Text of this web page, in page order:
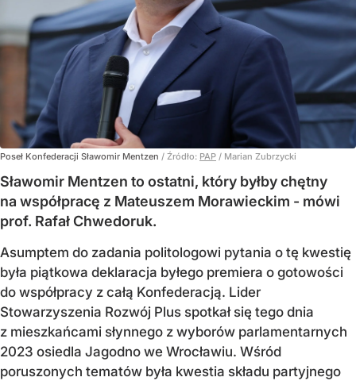
Poseł Konfederacji Sławomir Mentzen / Źródło: PAP / Marian Zubrzycki
Sławomir Mentzen to ostatni, który byłby chętny
na współpracę z Mateuszem Morawieckim - mówi
prof. Rafał Chwedoruk.
Asumptem do zadania politologowi pytania o tę kwestię
była piątkowa deklaracja byłego premiera o gotowości
do współpracy z całą Konfederacją. Lider
Stowarzyszenia Rozwój Plus spotkał się tego dnia
z mieszkańcami słynnego z wyborów parlamentarnych
2023 osiedla Jagodno we Wrocławiu. Wśród
poruszonych tematów była kwestia składu partyjnego